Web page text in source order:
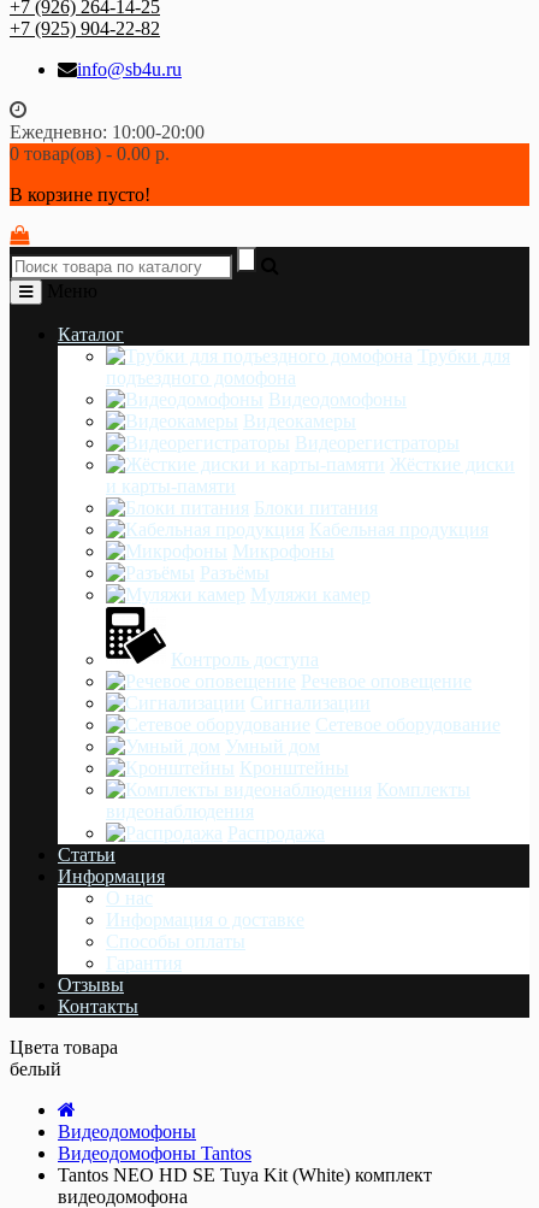
+7 (926) 264-14-25
+7 (925) 904-22-82
info@sb4u.ru
Ежедневно: 10:00-20:00
0 товар(ов) - 0.00 р.
В корзине пусто!
Каталог
Трубки для
подъездного домофона
Видеодомофоны
Видеокамеры
Видеорегистраторы
Жёсткие диски
и карты-памяти
Блоки питания
Кабельная продукция
Микрофоны
Разъёмы
Муляжи камер
Контроль доступа
Речевое оповещение
Сигнализации
Сетевое оборудование
Умный дом
Кронштейны
Комплекты
видеонаблюдения
Распродажа
Статьи
Информация
О нас
Информация о доставке
Cпособы оплаты
Гарантия
Отзывы
Контакты
Цвета товара
белый
Видеодомофоны
Видеодомофоны Tantos
Tantos NEO HD SE Tuya Kit (White) комплект
видеодомофона